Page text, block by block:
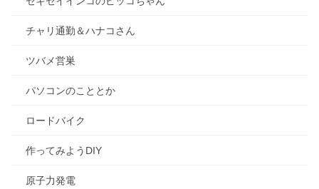
チャリ通勤＆ハナコさん
ツバメ営巣
パソコンのこととか
ロードバイク
作ってみようDIY
原子力発電